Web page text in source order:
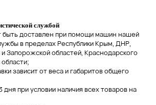
службой
доставлен при помощи машин нашей
в пределах Республики Крым, ДНР,
Запорожской областей, Краснодарского
зависит от веса и габаритов общего
дня при условии наличия всех товаров на